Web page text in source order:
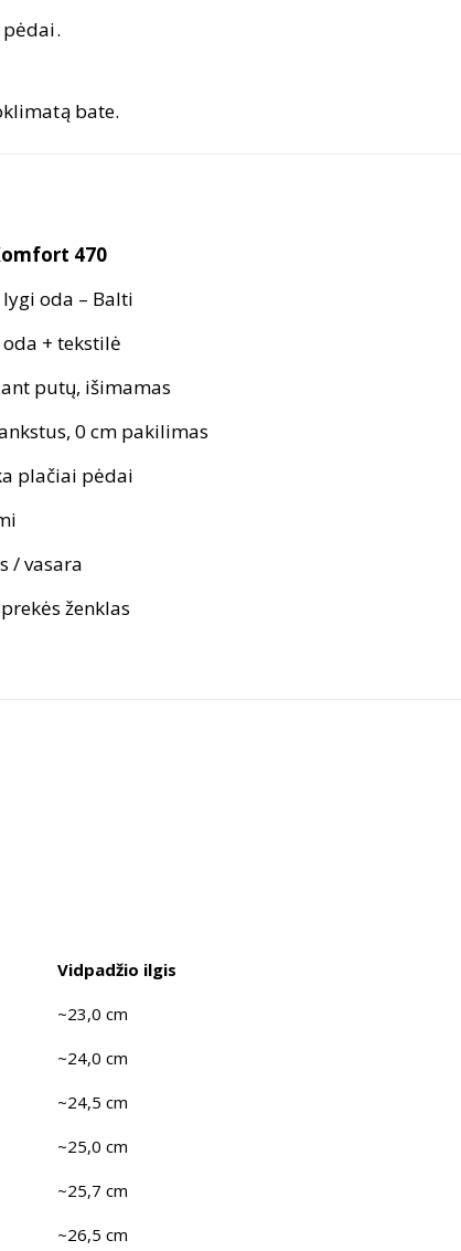
bate.
470
oda – Balti
+ tekstilė
putų, išimamas
0 cm pakilimas
plačiai pėdai
/ vasara
ženklas
Vidpadžio ilgis
~23,0 cm
~24,0 cm
~24,5 cm
~25,0 cm
~25,7 cm
~26,5 cm